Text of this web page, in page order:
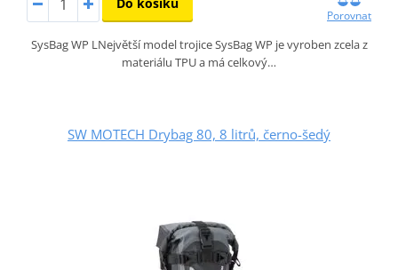
Porovnat
SysBag WP LNejvětší model trojice SysBag WP je vyroben zcela z
materiálu TPU a má celkový…
SW MOTECH Drybag 80, 8 litrů, černo-šedý